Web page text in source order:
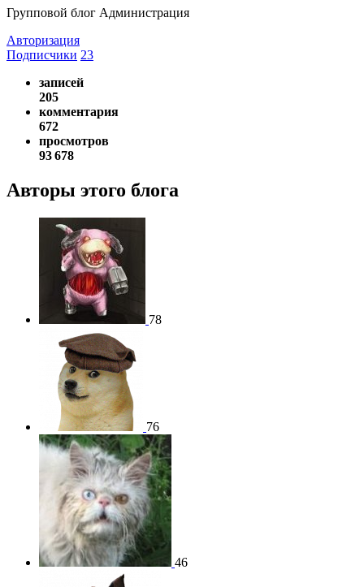
Групповой блог Администрация
Авторизация
Подписчики 23
записей
205
комментария
672
просмотров
93 678
Авторы этого блога
78
76
46